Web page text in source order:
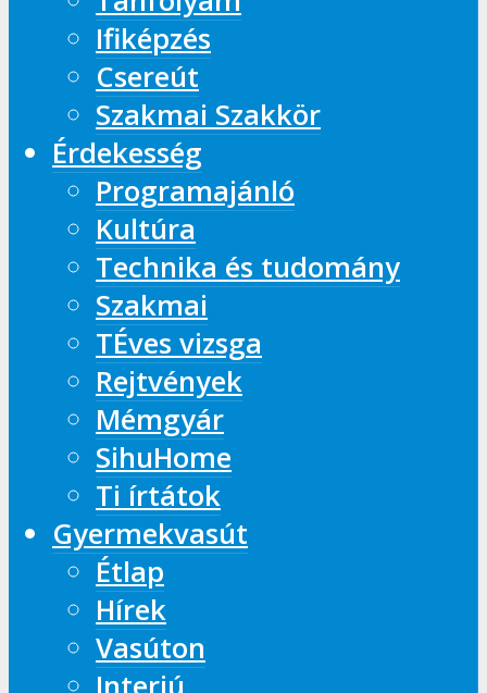
Ifiképzés
Csereút
Szakmai Szakkör
Érdekesség
Programajánló
Kultúra
Technika és tudomány
Szakmai
TÉves vizsga
Rejtvények
Mémgyár
SihuHome
Ti írtátok
Gyermekvasút
Étlap
Hírek
Vasúton